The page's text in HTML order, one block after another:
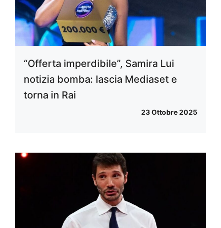
“Offerta imperdibile”, Samira Lui
notizia bomba: lascia Mediaset e
torna in Rai
23 Ottobre 2025